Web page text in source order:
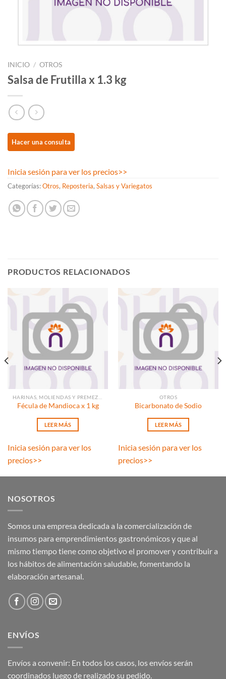
INICIO / OTROS
Salsa de Frutilla x 1.3 kg
Inicia sesión para ver los precios>>
Categorías:Otros, Reposteria, Salsas y Variegatos
PRODUCTOS RELACIONADOS
Fécula de Mandioca x 1 kg
LEER MÁS
Inicia sesión para ver los
precios>>
OTROS
Bicarbonato de Sodio
LEER MÁS
Inicia sesión para ver los
precios>>
NOSOTROS
Somos una empresa dedicada a la comercialización de
insumos para emprendimientos gastronómicos y que al
mismo tiempo tiene como objetivo el promover y contribuir a
los hábitos de alimentación saludable, fomentando la
elaboración artesanal.
ENVÍOS
Envíos a convenir: En todos los casos, los envíos serán
coordinados luego de realizado su pedido.